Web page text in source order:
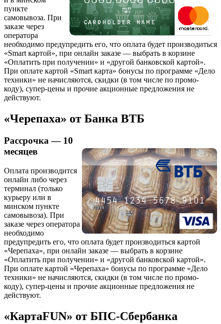
пункте
самовывоза. При
заказе через
оператора
необходимо предупредить его, что оплата будет производиться
«Smart картой», при онлайн заказе — выбрать в корзине
«Оплатить при получении» и «другой банковской картой».
При оплате картой «Smart карта» бонусы по программе «Дело
техники» не начисляются, скидки (в том числе по промо-
коду), супер-цены и прочие акционные предложения не
действуют.
«Черепаха» от Банка ВТБ
Рассрочка — 10
месяцев
Оплата производится
онлайн либо через
терминал (только
курьеру или в
минском пункте
самовывоза). При
заказе через оператора
необходимо
предупредить его, что оплата будет производиться картой
«Черепаха», при онлайн заказе — выбрать в корзине
«Оплатить при получении» и «другой банковской картой».
При оплате картой «Черепаха» бонусы по программе «Дело
техники» не начисляются, скидки (в том числе по промо-
коду), супер-цены и прочие акционные предложения не
действуют.
«КартаFUN» от БПС-Сбербанка